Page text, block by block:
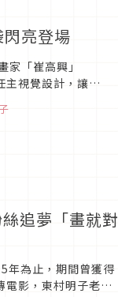
亮登場
「崔高興」
視覺設計，讓
追夢「畫就對
年為止，期間曾獲得
電影，東村明子老師